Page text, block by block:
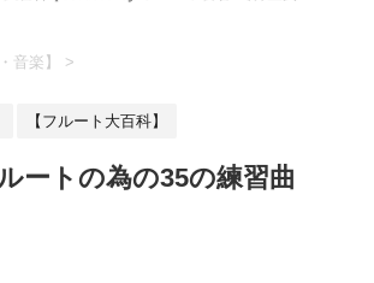
音楽】 >
【フルート大百科】
ートの為の35の練習曲